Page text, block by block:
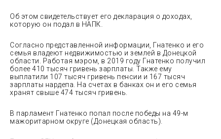
Об этом свидетельствует его декларация о доходах,
которую он подал в НАПК.
Согласно представленной информации, Гнатенко и его
семья владеют недвижимостью и землей в Донецкой
области. Работая мэром, в 2019 году Гнатенко получил
более 410 тысяч гривень зарплаты. Также ему
выплатили 107 тысяч гривень пенсии и 167 тысяч
зарплаты нардепа. На счетах в банках он и его семья
хранят свыше 474 тысяч гривень.
В парламент Гнатенко попал после победы на 49-м
мажоритарном округе (Донецкая область).